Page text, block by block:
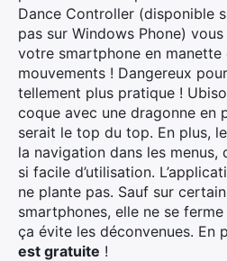
Dance Controller (disponible
pas sur Windows Phone)
votre smartphone en
mouvements ! Dangereux
tellement plus pratique !
coque avec une dragonne en
serait le top du top. En plus,
la navigation dans les menus,
si facile d’utilisation.
ne plante pas. Sauf sur
smartphones, elle ne se
ça évite les déconvenues. En
est gratuite !